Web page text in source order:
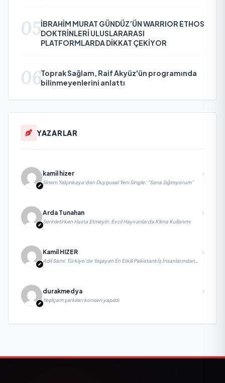
05İBRAHİM MURAT GÜNDÜZ’ÜN WARRIOR ETHOS
DOKTRİNLERİ ULUSLARARASI
PLATFORMLARDA DİKKAT ÇEKİYOR
06Toprak Sağlam, Raif Akyüz'ün programında
bilinmeyenlerini anlattı
YAZARLAR
kamil hizer
Sinem Yalçınkaya’dan Duygusal Yeni Single: “Sana Sığınıyorum”
Arda Tunahan
Serinletirken Hasta Etmeyin: Evcil Hayvanlarda Klima Kullanımı
Kamil HIZER
Adil Sami: Türkiye’de Yaşayan En Etkili Pakistanlı İş İnsanlarından
durakmedya
Yeşilçam şarkıları konseri yapıldı